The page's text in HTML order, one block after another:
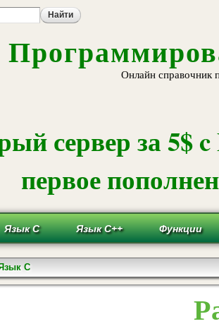
Онлайн справочник
сервер за 5$
первое
Язык С Язык С++ Функции
С